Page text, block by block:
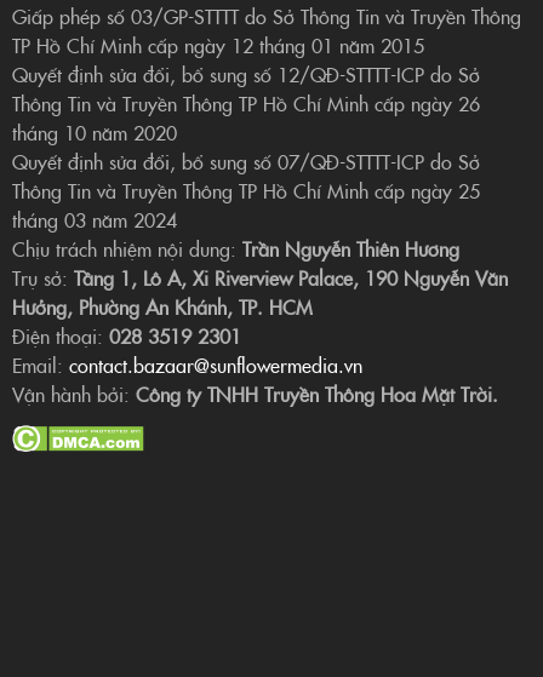
Giấp phép số 03/GP-STTTT do Sở Thông Tin và Truyền Thông
TP Hồ Chí Minh cấp ngày 12 tháng 01 năm 2015
Quyết định sửa đổi, bổ sung số 12/QĐ-STTTT-ICP do Sở
Thông Tin và Truyền Thông TP Hồ Chí Minh cấp ngày 26
tháng 10 năm 2020
Quyết định sửa đổi, bổ sung số 07/QĐ-STTTT-ICP do Sở
Thông Tin và Truyền Thông TP Hồ Chí Minh cấp ngày 25
tháng 03 năm 2024
Chịu trách nhiệm nội dung: Trần Nguyễn Thiên Hương
Trụ sở: Tầng 1, Lô A, Xi Riverview Palace, 190 Nguyễn Văn
Hưởng, Phường An Khánh, TP. HCM
Điện thoại: 028 3519 2301
Email: contact.bazaar@sunflowermedia.vn
Vận hành bởi: Công ty TNHH Truyền Thông Hoa Mặt Trời.